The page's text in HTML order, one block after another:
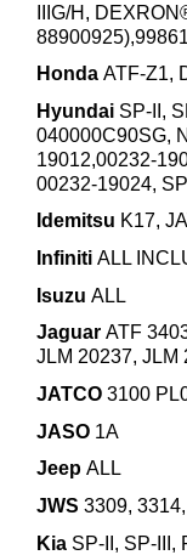
IIIG/H,
Honda ATF-Z1,
Hyundai SP-II,
040000C90SG,
19012,00232-
00232-19024,
Idemitsu K17,
Infiniti ALL
Isuzu ALL
Jaguar ATF
JLM 20237, JLM
JATCO 3100
JASO 1A
Jeep ALL
JWS 3309,
Kia SP-II, SP-III,